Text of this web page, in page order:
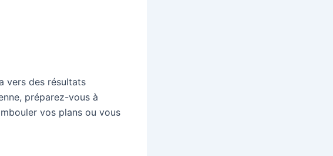
vers des résultats
préparez-vous à
vos plans ou vous